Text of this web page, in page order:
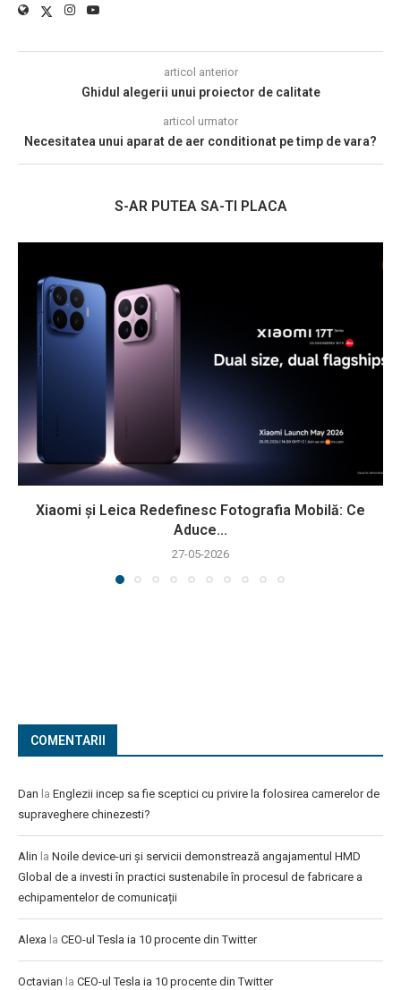
articol anterior
Ghidul alegerii unui proiector de calitate
articol urmator
Necesitatea unui aparat de aer conditionat pe timp de vara?
S-AR PUTEA SA-TI PLACA
Xiaomi și Leica Redefinesc Fotografia Mobilă: Ce
Aduce...
27-05-2026
COMENTARII
Dan la Englezii incep sa fie sceptici cu privire la folosirea camerelor de
supraveghere chinezesti?
Alin la Noile device-uri și servicii demonstrează angajamentul HMD
Global de a investi în practici sustenabile în procesul de fabricare a
echipamentelor de comunicații
Alexa la CEO-ul Tesla ia 10 procente din Twitter
Octavian la CEO-ul Tesla ia 10 procente din Twitter